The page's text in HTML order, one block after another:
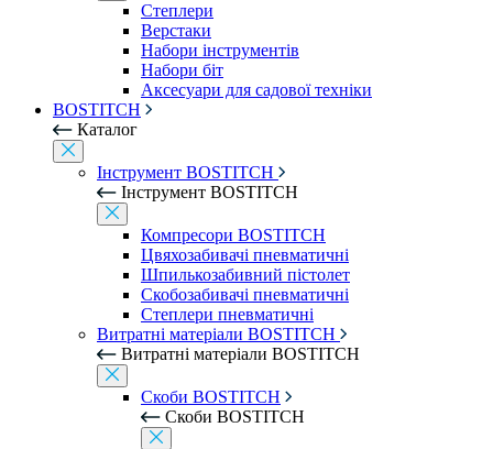
Степлери
Верстаки
Набори інструментів
Набори біт
Аксесуари для садової техніки
BOSTITCH
Каталог
Інструмент BOSTITCH
Інструмент BOSTITCH
Компресори BOSTITCH
Цвяхозабивачі пневматичні
Шпилькозабивний пістолет
Скобозабивачі пневматичні
Степлери пневматичні
Витратні матеріали BOSTITCH
Витратні матеріали BOSTITCH
Скоби BOSTITCH
Скоби BOSTITCH